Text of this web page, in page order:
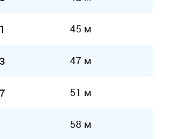
45 м
47 м
51 м
58 м